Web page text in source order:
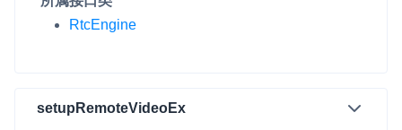
RtcEngine
setupRemoteVideoEx